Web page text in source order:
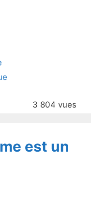
3 804 vues
est un